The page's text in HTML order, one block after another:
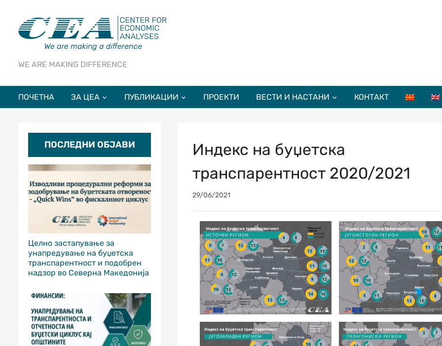
WE ARE MAKING DIFFERENCE
ПОЧЕТНА ЗА ЦЕА ПУБЛИКАЦИИ ПРОЕКТИ ВЕСТИ И НАСТАНИ КОНТАКТ
ПОСЛЕДНИ ОБЈАВИ
Целно застапување за
унапредување на буџетска
транспарентност и подобрен
надзор во Северна Македонија
Индекс на буџетска
транспарентност 2020/2021
29/06/2021